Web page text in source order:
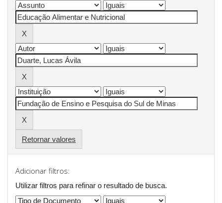
Retornar valores
Adicionar filtros:
Utilizar filtros para refinar o resultado de busca.